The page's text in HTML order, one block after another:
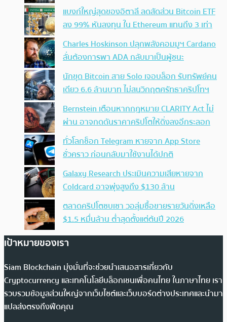
แบงก์ใหญ่สุดของอิตาลี ลดสัดส่วน Bitcoin ETF
ลง 99% หันลงทุน ใน Ethereum แทนถึง 3 เท่า
Charles Hoskinson ปลุกพลังคอมมูฯ Cardano
ลั่นต้องการพา ADA กลับมาเป็นผู้ชนะ
นักขุด Bitcoin สาย Solo เจอบล็อก รับทรัพย์คน
เดียว 6.6 ล้านบาท ไม่สนวิกฤตศรัทธาคริปโทฯ
Bernstein เตือนหากกฎหมาย CLARITY Act ไม่
ผ่าน อาจกดดันราคาคริปโตให้ดิ่งลงอีกระลอก
ทั่วโลกช็อก Telegram หายจาก App Store
ชั่วคราว ก่อนกลับมาใช้งานได้ปกติ
Galaxy Research ประเมินความเสียหายจาก
Coldcard อาจพุ่งสูงถึง $130 ล้าน
ตลาดคริปโตซบเซา วอลุ่มซื้อขายรายวันดิ่งเหลือ
$1.5 หมื่นล้าน ต่ำสุดตั้งแต่ต้นปี 2026
เป้าหมายของเรา
Siam Blockchain มุ่งมั่นที่จะช่วยนำเสนอสารเกี่ยวกับ
Cryptocurrency และเทคโนโลยีบล็อกเชนเพื่อคนไทย ในภาษาไทย เรา
รวบรวมข้อมูลส่วนใหญ่จากเว็บไซต์และเว็บบอร์ดต่างประเทศและนำมา
แปลส่งตรงถึงฟีดคุณ